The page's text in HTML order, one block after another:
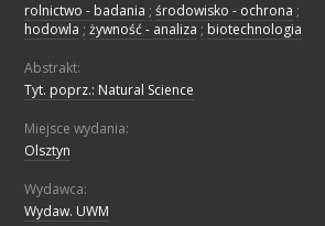
rolnictwo - badania ; środowisko - ochrona ;
hodowla ; żywność - analiza ; biotechnologia
Abstrakt:
Tyt. poprz.: Natural Science
Miejsce wydania:
Olsztyn
Wydawca:
Wydaw. UWM